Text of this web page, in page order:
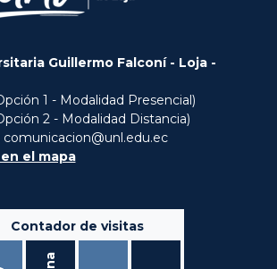
Guillermo Falconí - Loja -
1 - Modalidad Presencial)
2 - Modalidad Distancia)
comunicacion@unl.edu.ec
el mapa
Contador de visitas